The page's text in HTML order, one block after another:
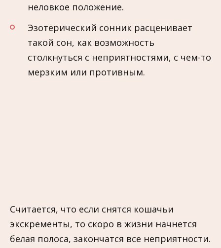
неловкое положение.
Эзотерический сонник расценивает
такой сон, как возможность
столкнуться с неприятностями, с чем-то
мерзким или противным.
Считается, что если снятся кошачьи
экскременты, то скоро в жизни начнется
белая полоса, закончатся все неприятности.